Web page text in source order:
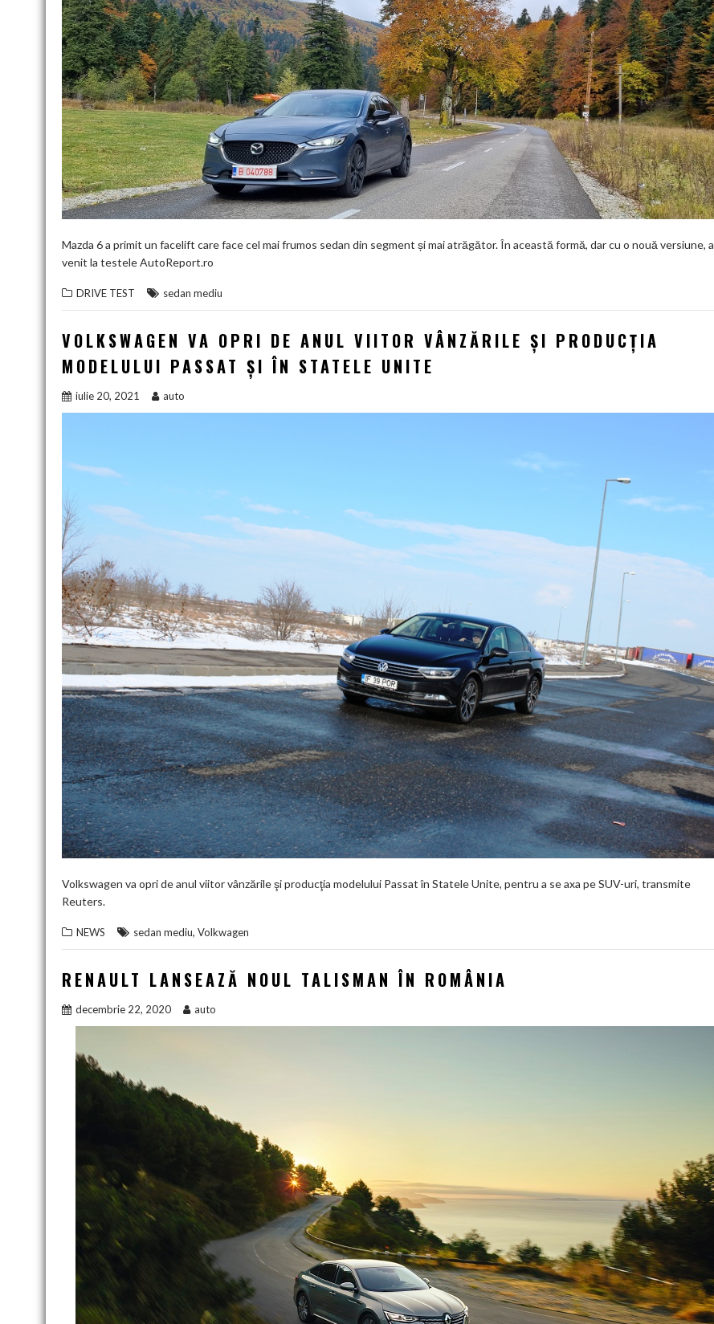
Mazda 6 a primit un facelift care face cel mai frumos sedan din segment și mai atrăgător. În această formă, dar cu o nouă versiune, a
venit la testele AutoReport.ro
DRIVE TEST sedan mediu
VOLKSWAGEN VA OPRI DE ANUL VIITOR VÂNZĂRILE ŞI PRODUCŢIA
MODELULUI PASSAT ȘI ÎN STATELE UNITE
iulie 20, 2021 auto
Volkswagen va opri de anul viitor vânzările şi producţia modelului Passat în Statele Unite, pentru a se axa pe SUV-uri, transmite
Reuters.
NEWS sedan mediu, Volkwagen
RENAULT LANSEAZĂ NOUL TALISMAN ÎN ROMÂNIA
decembrie 22, 2020 auto